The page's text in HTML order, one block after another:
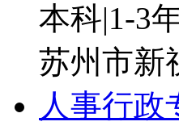
本科|1-3
苏州市新
人事行政